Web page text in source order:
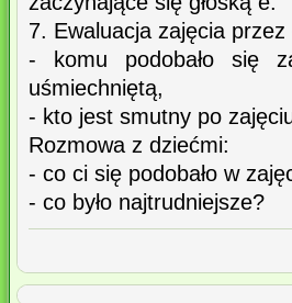
7. Ewaluacja zajęcia
- komu podobało się
uśmiechniętą,
- kto jest smutny po
Rozmowa z dziećmi:
- co ci się podobało w
- co było najtrudniejsze?